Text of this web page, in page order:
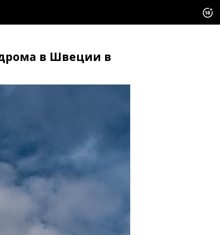
в Швеции в